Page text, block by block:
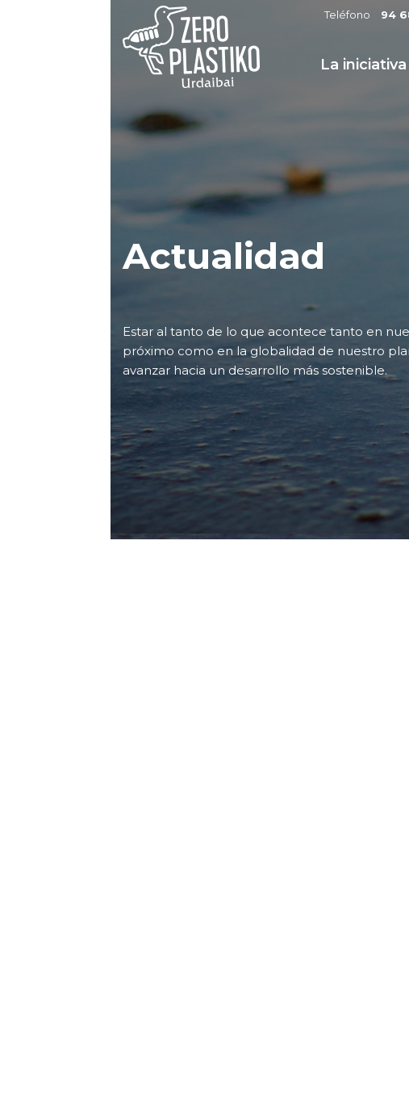
Teléfono 94
La iniciativa
Actualidad
Estar al tanto de lo que acontece tanto en
próximo como en la globalidad de nuestro
avanzar hacia un desarrollo más sostenible.